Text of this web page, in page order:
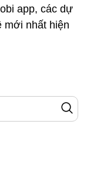
app, các dự
mới nhất hiện